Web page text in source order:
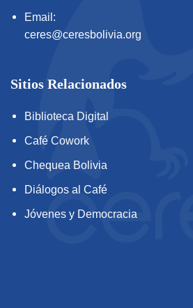
Email:
ceres@ceresbolivia.org
Sitios Relacionados
Biblioteca Digital
Café Cowork
Chequea Bolivia
Diálogos al Café
Jóvenes y Democracia